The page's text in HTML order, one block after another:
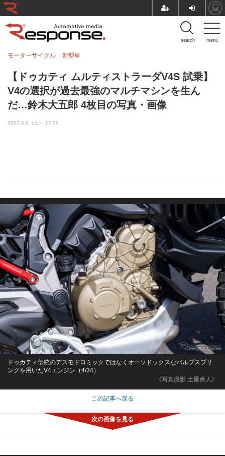
menu
search
【ドゥカティ ムルティストラーダV4S 試乗】
V4の選択が過去最強のマルチマシンを生ん
だ…鈴木大五郎 4枚目の写真・画像
モーターサイクル 新型車
2021.4.3（土） 17:00
《写真撮影 土屋勇人》
ドゥカティ伝統のデスモドロミックではなくオーソドックスなバルブスプリ
ングを用いたV4エンジン（4/34）
この記事へ戻る